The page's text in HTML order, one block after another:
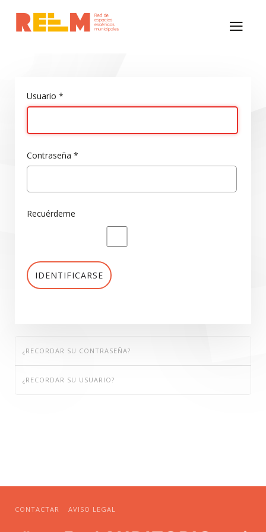
Usuario *
Contraseña *
Recuérdeme
IDENTIFICARSE
¿RECORDAR SU CONTRASEÑA?
¿RECORDAR SU USUARIO?
CONTACTAR AVISO LEGAL